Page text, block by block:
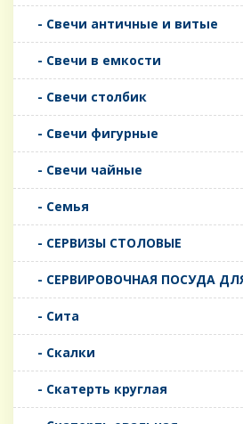
- Свечи античные и витые
- Свечи в емкости
- Свечи столбик
- Свечи фигурные
- Свечи чайные
- Семья
- СЕРВИЗЫ СТОЛОВЫЕ
- СЕРВИРОВОЧНАЯ ПОСУДА
- Сита
- Скалки
- Скатерть круглая